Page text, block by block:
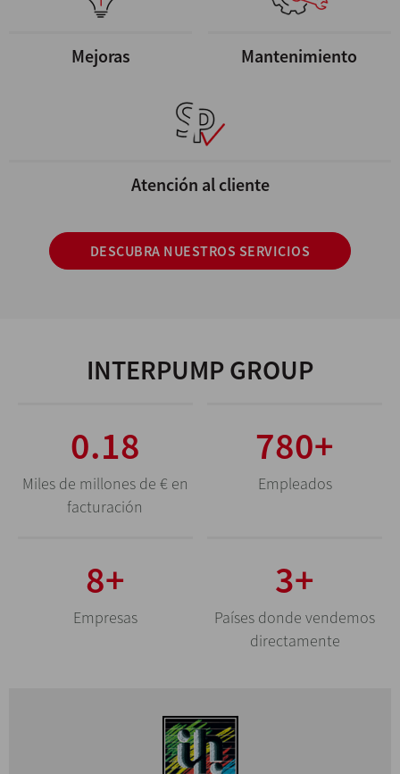
Mejoras Mantenimiento
Atención al cliente
DESCUBRA NUESTROS SERVICIOS
INTERPUMP GROUP
0.69
Miles de millones de € en
facturación
3080+
Empleados
31+
Empresas
10+
Países donde vendemos
directamente